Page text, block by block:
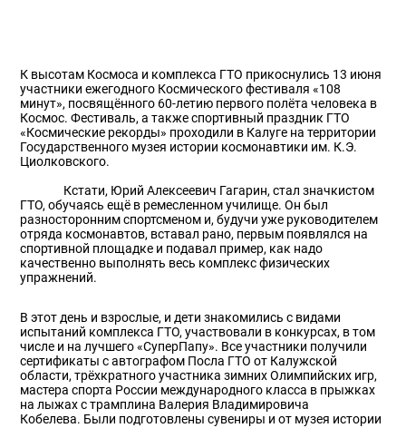
К высотам Космоса и комплекса ГТО прикоснулись 13 июня
участники ежегодного Космического фестиваля «108
минут», посвящённого 60-летию первого полёта человека в
Космос. Фестиваль, а также спортивный праздник ГТО
«Космические рекорды» проходили в Калуге на территории
Государственного музея истории космонавтики им. К.Э.
Циолковского.
Кстати, Юрий Алексеевич Гагарин, стал значкистом
ГТО, обучаясь ещё в ремесленном училище. Он был
разносторонним спортсменом и, будучи уже руководителем
отряда космонавтов, вставал рано, первым появлялся на
спортивной площадке и подавал пример, как надо
качественно выполнять весь комплекс физических
упражнений.
В этот день и взрослые, и дети знакомились с видами
испытаний комплекса ГТО, участвовали в конкурсах, в том
числе и на лучшего «СуперПапу». Все участники получили
сертификаты с автографом Посла ГТО от Калужской
области, трёхкратного участника зимних Олимпийских игр,
мастера спорта России международного класса в прыжках
на лыжах с трамплина Валерия Владимировича
Кобелева. Были подготовлены сувениры и от музея истории